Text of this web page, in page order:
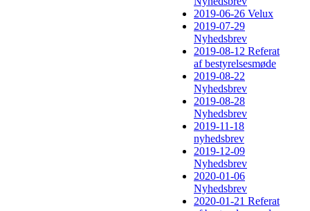
2019-06-26 Velux
2019-07-29
Nyhedsbrev
2019-08-12 Referat
af bestyrelsesmøde
2019-08-22
Nyhedsbrev
2019-08-28
Nyhedsbrev
2019-11-18
nyhedsbrev
2019-12-09
Nyhedsbrev
2020-01-06
Nyhedsbrev
2020-01-21 Referat